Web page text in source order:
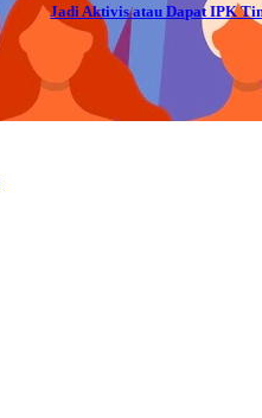
Jadi Aktivis atau Dapat IPK